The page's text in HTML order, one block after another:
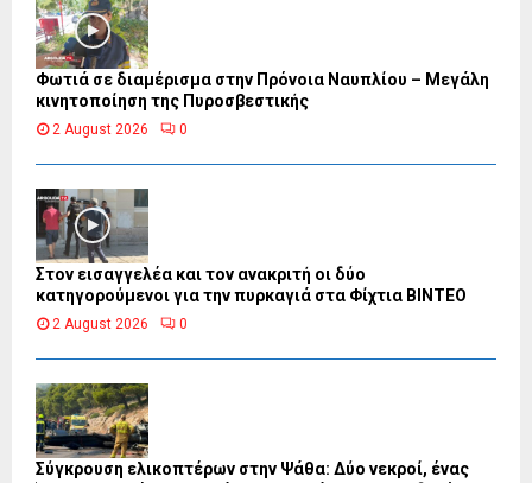
Φωτιά σε διαμέρισμα στην Πρόνοια Ναυπλίου – Μεγάλη
κινητοποίηση της Πυροσβεστικής
2 August 2026 0
Στον εισαγγελέα και τον ανακριτή οι δύο
κατηγορούμενοι για την πυρκαγιά στα Φίχτια ΒΙΝΤΕΟ
2 August 2026 0
Σύγκρουση ελικοπτέρων στην Ψάθα: Δύο νεκροί, ένας